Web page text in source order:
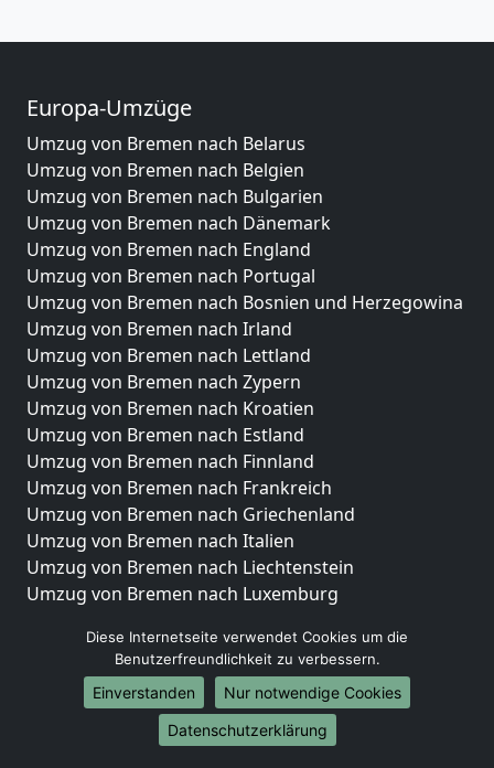
Europa-Umzüge
Umzug von Bremen nach Belarus
Umzug von Bremen nach Belgien
Umzug von Bremen nach Bulgarien
Umzug von Bremen nach Dänemark
Umzug von Bremen nach England
Umzug von Bremen nach Portugal
Umzug von Bremen nach Bosnien und Herzegowina
Umzug von Bremen nach Irland
Umzug von Bremen nach Lettland
Umzug von Bremen nach Zypern
Umzug von Bremen nach Kroatien
Umzug von Bremen nach Estland
Umzug von Bremen nach Finnland
Umzug von Bremen nach Frankreich
Umzug von Bremen nach Griechenland
Umzug von Bremen nach Italien
Umzug von Bremen nach Liechtenstein
Umzug von Bremen nach Luxemburg
Umzug von Bremen nach Norwegen
Umzüge-Deutschlandweit
Umzug von Bremen nach Berlin
Umzug von Bremen nach Hamburg
Diese Internetseite verwendet Cookies um die
Benutzerfreundlichkeit zu verbessern.
Einverstanden
Nur notwendige Cookies
Datenschutzerklärung